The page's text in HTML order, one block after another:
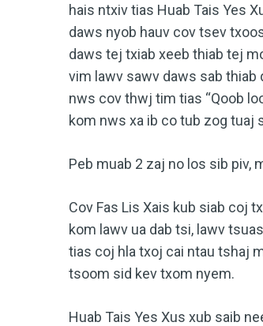
hais ntxiv tias Huab Tais Yes
daws nyob hauv cov tsev
daws tej txiab xeeb thiab tej
vim lawv sawv daws sab thiab
nws cov thwj tim tias “Qoob
kom nws xa ib co tub zog tuaj
Peb muab 2 zaj no los sib piv,
Cov Fas Lis Xais kub siab coj
kom lawv ua dab tsi, lawv
tias coj hla txoj cai ntau tshaj
tsoom sid kev txom nyem.
Huab Tais Yes Xus xub saib